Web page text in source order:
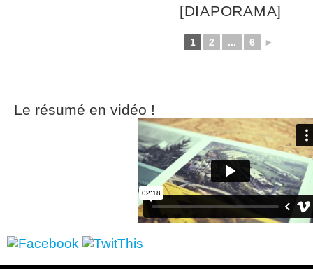
[DIAPORAMA]
1 2 ... 6 ►
Le résumé en vidéo !